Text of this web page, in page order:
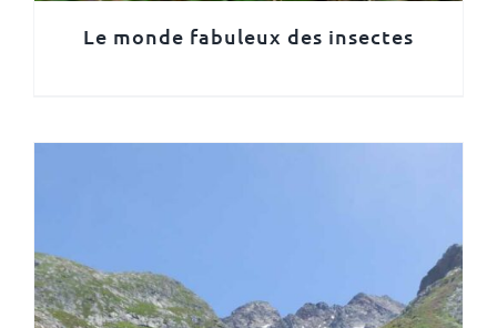
Le monde fabuleux des insectes